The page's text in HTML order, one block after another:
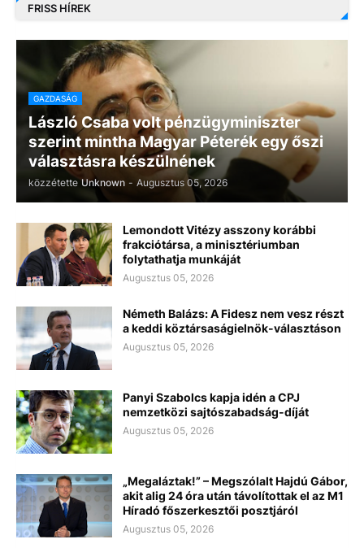
FRISS HÍREK
GAZDASÁG
László Csaba volt pénzügyminiszter
szerint mintha Magyar Péterék egy őszi
választásra készülnének
közzétette Unknown - Augusztus 05, 2026
Lemondott Vitézy asszony korábbi
frakciótársa, a minisztériumban
folytathatja munkáját
Augusztus 05, 2026
Németh Balázs: A Fidesz nem vesz részt
a keddi köztársaságielnök-választáson
Augusztus 05, 2026
Panyi Szabolcs kapja idén a CPJ
nemzetközi sajtószabadság-díját
Augusztus 05, 2026
„Megaláztak!” – Megszólalt Hajdú Gábor,
akit alig 24 óra után távolítottak el az M1
Híradó főszerkesztői posztjáról
Augusztus 05, 2026